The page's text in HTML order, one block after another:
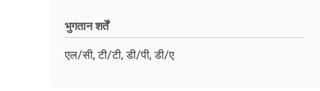
भुगतान शर्तें
एल/सी, टी/टी, डी/पी, डी/ए